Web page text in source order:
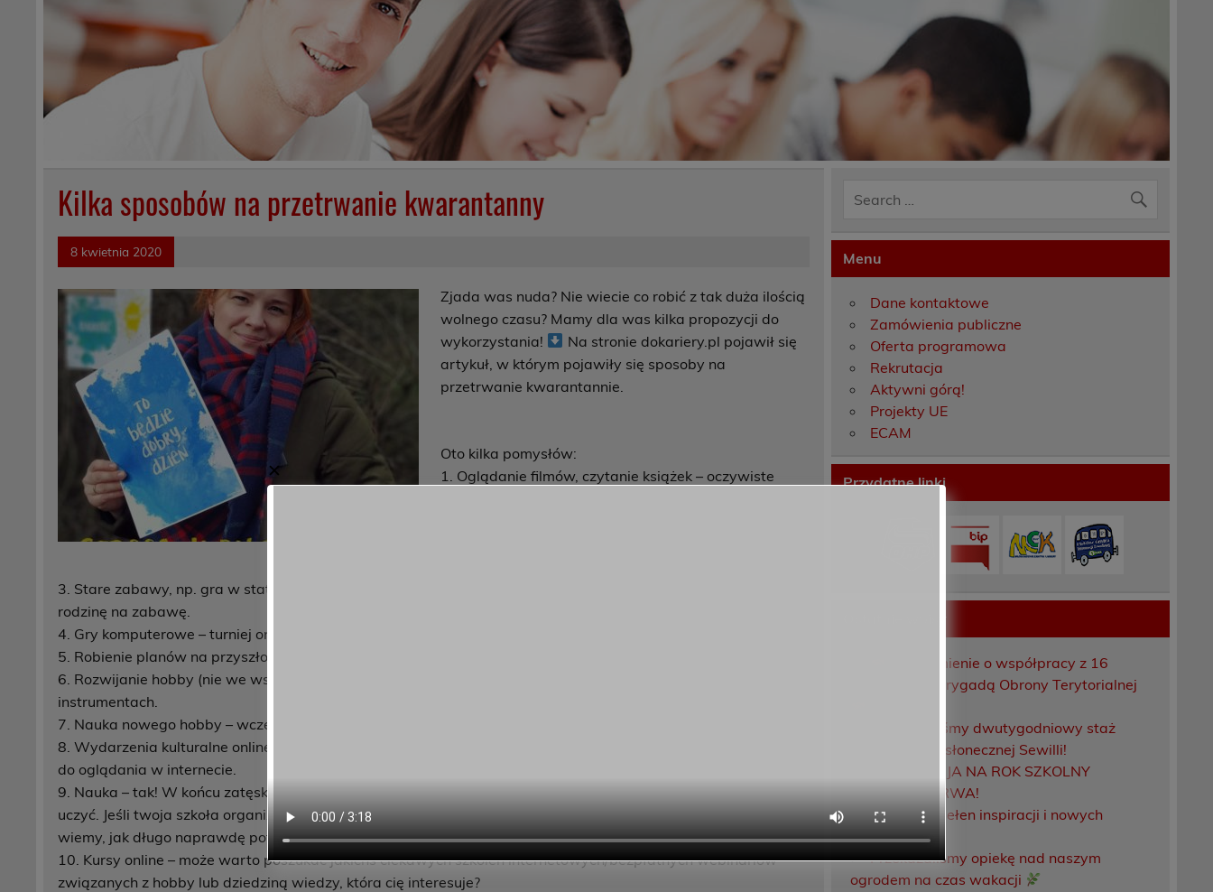
Kilka sposobów na przetrwanie kwarantanny
8 kwietnia 2020
Zjada was nuda? Nie wiecie co robić z tak duża ilością
wolnego czasu? Mamy dla was kilka propozycji do
wykorzystania!
Na stronie dokariery.pl pojawił się
artykuł, w którym pojawiły się sposoby na
przetrwanie kwarantannie.
Oto kilka pomysłów:
1. Oglądanie filmów, czytanie książek – oczywiste
3. Stare zabawy, np. gra w statki, kalambury, państwa-miasta. Znajdź zasady w internecie i spróbuj namówić
rodzinę na zabawę.
4. Gry komputerowe – turniej online ze znajomymi.
5. Robienie planów na przyszłość: określ cel na za 1 rok/5 lat i pomyśl, jakimi etapami do niego dojść?
6. Rozwijanie hobby (nie we wszystkich przypadkach się uda), np. rysowanie, fotografowanie, gra na
instrumentach.
7. Nauka nowego hobby – wcześniej nie miałeś na coś czasu? Jeśli da się tego nauczyć w domu – spróbuj!
8. Wydarzenia kulturalne online – w tej specyficznej sytuacji wiele instytucji udostępnia spektakle czy koncerty
do oglądania w internecie.
9. Nauka – tak! W końcu zatęsknisz za odrobiną wiedzy – możesz sam wybrać, czego i w jakiej kolejności się
uczyć. Jeśli twoja szkoła organizuje zajęcia online – korzystaj z nich koniecznie, nie narobisz sobie zaległości. Nie
wiemy, jak długo naprawdę potrwa cała ta sytuacja.
10. Kursy online – może warto poszukać jakichś ciekawych szkoleń internetowych/bezpłatnych webinariow
związanych z hobby lub dziedziną wiedzy, która cię interesuje?
Menu
Dane kontaktowe
Zamówienia publiczne
Oferta programowa
Rekrutacja
Aktywni górą!
Projekty UE
ECAM
Przydatne linki
Porozumienie o współpracy z 16
Dolnośląską Brygadą Obrony Terytorialnej
Zakończyliśmy dwutygodniowy staż
zawodowy w słonecznej Sewilli!
REKRUTACJA NA ROK SZKOLNY
2026/2027 TRWA!
Weekend pełen inspiracji i nowych
doświadczeń!
Przekazaliśmy opiekę nad naszym
ogrodem na czas wakacji
✕